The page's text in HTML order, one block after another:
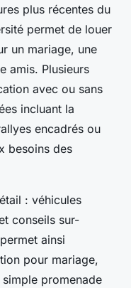
plus récentes du
permet de louer
un mariage, une
amis. Plusieurs
avec ou sans
incluant la
encadrés ou
besoins des
: véhicules
conseils sur-
ainsi
pour mariage,
promenade